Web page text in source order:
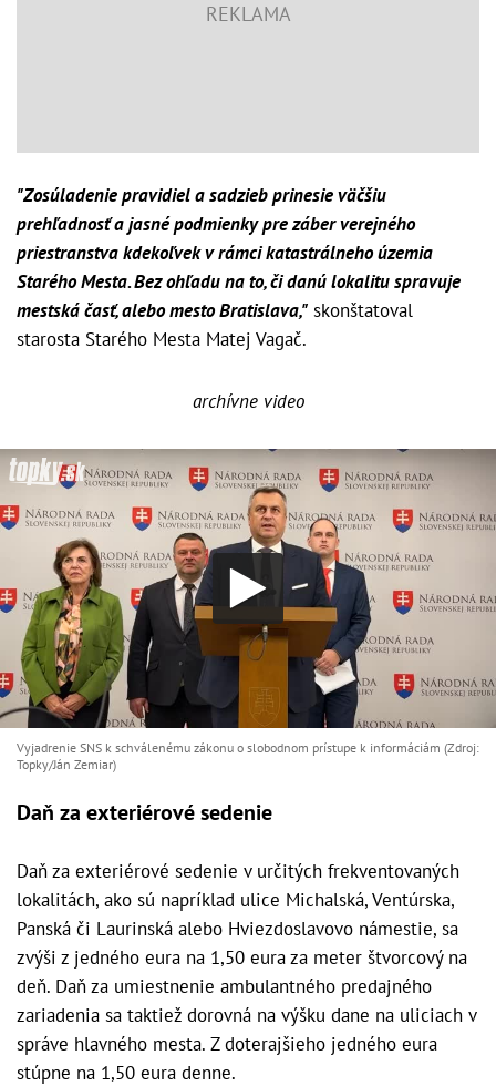
"Zosúladenie pravidiel a sadzieb prinesie väčšiu
prehľadnosť a jasné podmienky pre záber verejného
priestranstva kdekoľvek v rámci katastrálneho územia
Starého Mesta. Bez ohľadu na to, či danú lokalitu spravuje
mestská časť, alebo mesto Bratislava," skonštatoval
starosta Starého Mesta Matej Vagač.
archívne video
Vyjadrenie SNS k schválenému zákonu o slobodnom prístupe k informáciám (Zdroj:
Topky/Ján Zemiar)
Daň za exteriérové sedenie
Daň za exteriérové sedenie v určitých frekventovaných
lokalitách, ako sú napríklad ulice Michalská, Ventúrska,
Panská či Laurinská alebo Hviezdoslavovo námestie, sa
zvýši z jedného eura na 1,50 eura za meter štvorcový na
deň. Daň za umiestnenie ambulantného predajného
zariadenia sa taktiež dorovná na výšku dane na uliciach v
správe hlavného mesta. Z doterajšieho jedného eura
stúpne na 1,50 eura denne.